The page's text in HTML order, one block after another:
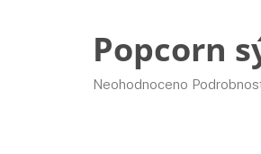
Popcorn
Průměrné
Neohodnoceno